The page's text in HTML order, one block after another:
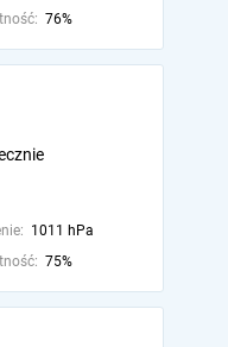
76%
1011 hPa
75%